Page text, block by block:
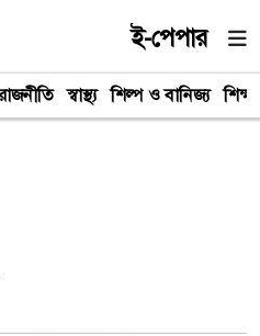
ই-পেপার
স্বাস্থ্য শিল্প ও বানিজ্য শিক্ষা